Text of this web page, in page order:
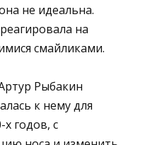
не идеальна.
на
смайликами.
Рыбакин
к нему для
годов, с